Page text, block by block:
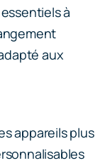
à
aux
appareils plus